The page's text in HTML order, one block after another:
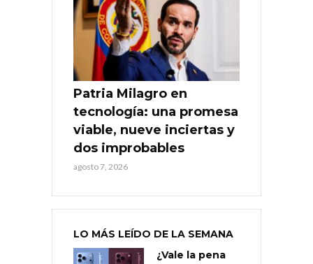
Patria Milagro en
tecnología: una promesa
viable, nueve inciertas y
dos improbables
agosto 7, 2026
LO MÁS LEÍDO DE LA SEMANA
¿Vale la pena